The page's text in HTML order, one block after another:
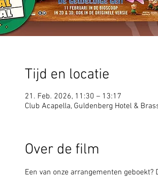
Tijd en locatie
21. Feb. 2026, 11:30 – 13:17
Club Acapella, Guldenberg Hotel &
Over de film
Een van onze arrangementen